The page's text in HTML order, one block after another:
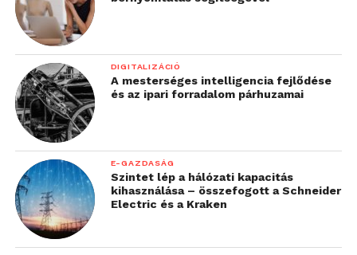
DIGITALIZÁCIÓ
A mesterséges intelligencia fejlődése
és az ipari forradalom párhuzamai
E-GAZDASÁG
Szintet lép a hálózati kapacitás
kihasználása – összefogott a Schneider
Electric és a Kraken